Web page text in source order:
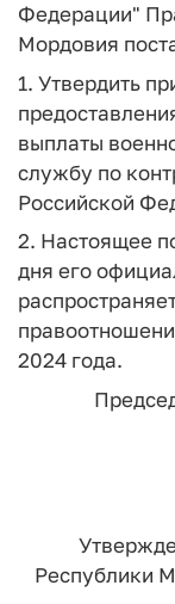
Федерации"
Мордовия
1. Утвердить
выплаты
службу по
Российской
2. Настоящее
дня его
2024 года.
Республики